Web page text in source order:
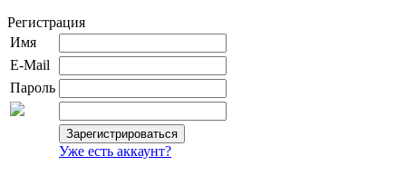
Регистрация
Имя
E-Mail
Пароль
Уже есть аккаунт?